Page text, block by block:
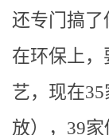
还专门搞
在环保上
艺，现在
放），39